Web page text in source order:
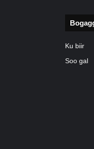
Ku biir
Soo gal